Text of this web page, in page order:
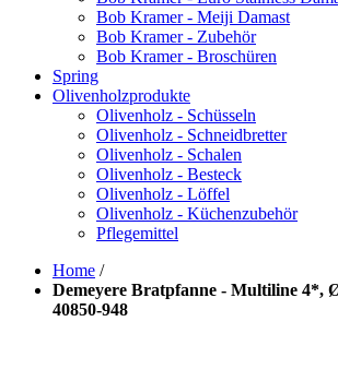
Bob Kramer - Meiji Damast
Bob Kramer - Zubehör
Bob Kramer - Broschüren
Spring
Olivenholzprodukte
Olivenholz - Schüsseln
Olivenholz - Schneidbretter
Olivenholz - Schalen
Olivenholz - Besteck
Olivenholz - Löffel
Olivenholz - Küchenzubehör
Pflegemittel
Home /
Demeyere Bratpfanne - Multiline 4*,
40850-948